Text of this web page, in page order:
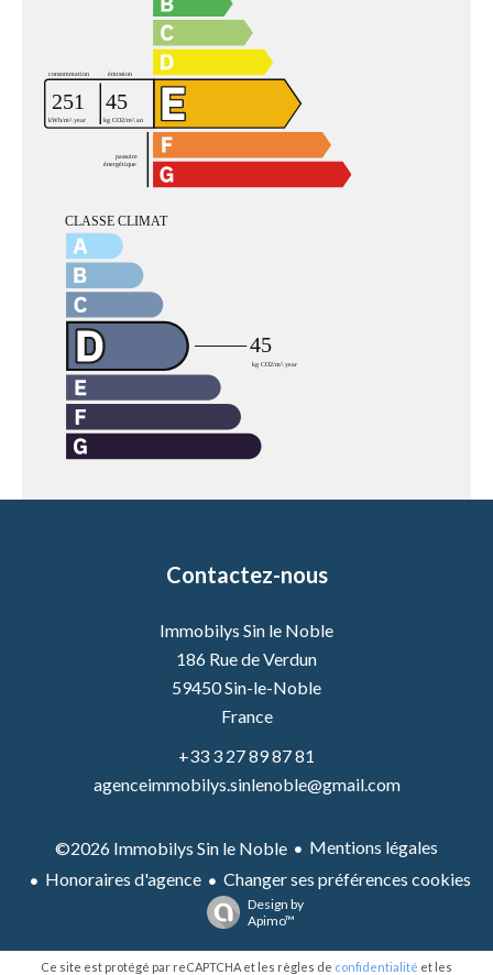
Contactez-nous
Immobilys Sin le Noble
186 Rue de Verdun
59450Sin-le-Noble
France
+33 3 27 89 87 81
agenceimmobilys.sinlenoble@gmail.com
©2026 Immobilys Sin le Noble
Mentions légales
Honoraires d'agence
Changer ses préférences cookies
Design by
Apimo™
Ce site est protégé par reCAPTCHA et les règles de confidentialité et les